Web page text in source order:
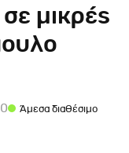
μικρές
Άμεσα διαθέσιμο